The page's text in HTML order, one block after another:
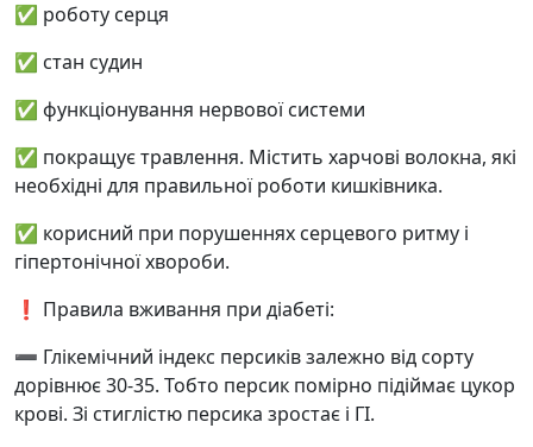
✅ роботу серця
✅ стан судин
✅ функціонування нервової системи
✅ покращує травлення. Містить харчові волокна, які
необхідні для правильної роботи кишківника.
✅ корисний при порушеннях серцевого ритму і
гіпертонічної хвороби.
❗️ Правила вживання при діабеті:
➖ Глікемічний індекс персиків залежно від сорту
дорівнює 30-35. Тобто персик помірно підіймає цукор
крові. Зі стиглістю персика зростає і ГІ.